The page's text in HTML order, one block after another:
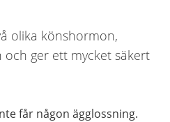
olika könshormon,
och ger ett mycket säkert
får någon ägglossning.